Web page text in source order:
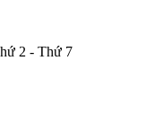
2 - Thứ 7